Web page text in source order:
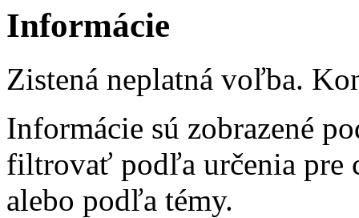
Informácie
Zistená neplatná voľba.
Informácie sú zobrazené
filtrovať podľa určenia pre
alebo podľa témy.